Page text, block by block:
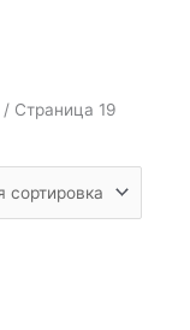
/ Страница 19